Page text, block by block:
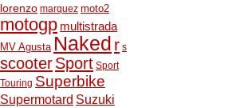
lorenzo marquez moto2
motogp multistrada
MV Agusta Naked r s
scooterSport Sport
Touring Superbike
Supermotard Suzuki